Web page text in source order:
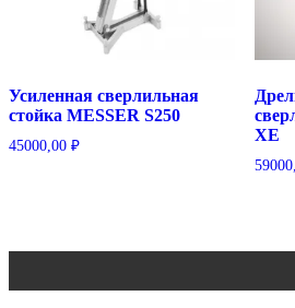
Усиленная сверлильная
стойка MESSER S250
45000,00 ₽
XE